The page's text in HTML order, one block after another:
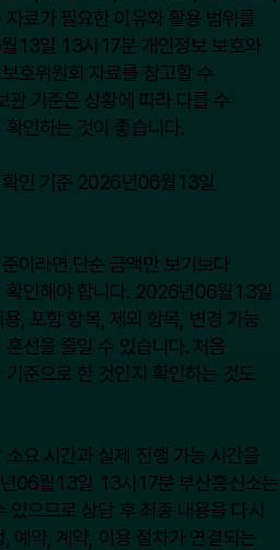
료가 필요한 이유와 활용 범위를
13일 13시17분 개인정보 보호와
호위원회 자료를 참고할 수
관 기준은 상황에 따라 다를 수
인하는 것이 좋습니다.
확인 기준 2026년06월13일
이라면 단순 금액만 보기보다
확인해야 합니다. 2026년06월13일
, 포함 항목, 제외 항목, 변경 가능
선을 줄일 수 있습니다. 처음
준으로 한 것인지 확인하는 것도
요 시간과 실제 진행 가능 시간을
06월13일 13시17분 부산흥신소는
으므로 상담 후 최종 내용을 다시
예약, 계약, 이용 절차가 연결되는